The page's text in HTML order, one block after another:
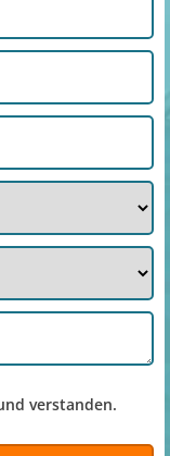
verstanden.